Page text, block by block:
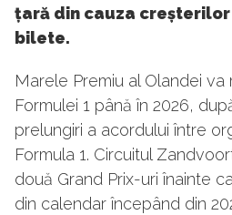
țară din cauza
bilete.
Marele Premiu al Olandei va
Formulei 1 până în 2026,
prelungiri a acordului între
Formula 1. Circuitul
două Grand Prix-uri înainte
din calendar începând din